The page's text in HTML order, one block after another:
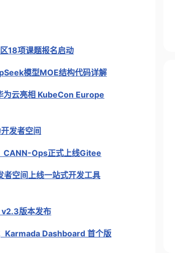
18项课题报名启动
模型MOE结构代码详解
为云亮相 KubeCon Europe
发者空间
CANN-Ops正式上线Gitee
空间上线一站式开发工具
版本发布
Karmada Dashboard 首个版